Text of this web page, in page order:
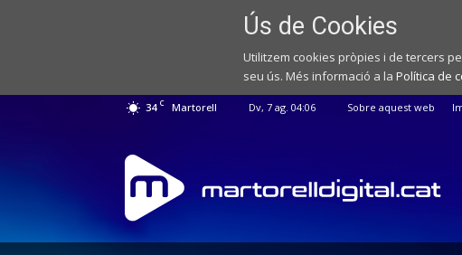
Ús de Cookies
Utilitzem cookies pròpies i de tercers
seu ús. Més informació a la Política de
34 C Martorell Dv, 7 ag. 04:06 Sobre aquest web
Web
de
notícies
de
l'Ajuntament